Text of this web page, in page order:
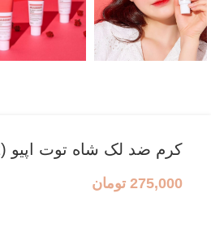
کرم ضد لک شاه توت اپیو (22میل)
275,000 تومان